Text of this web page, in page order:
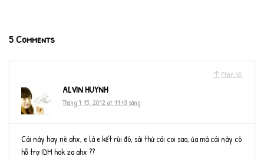
5 Comments
Phản hồi
ALVIN HUYNH
Tháng 7 15, 2012 at 11:43 sáng
Cái này hay nè ahx, e là e kết rùi đó, sài thử cái coi sao, ủa mà cái này có
hỗ trợ IDM hok za ahx ??